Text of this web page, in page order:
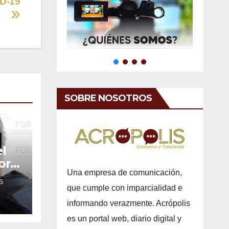
SOBRE NOSOTROS
Una empresa de comunicación,
que cumple con imparcialidad e
informando verazmente. Acrópolis
es un portal web, diario digital y